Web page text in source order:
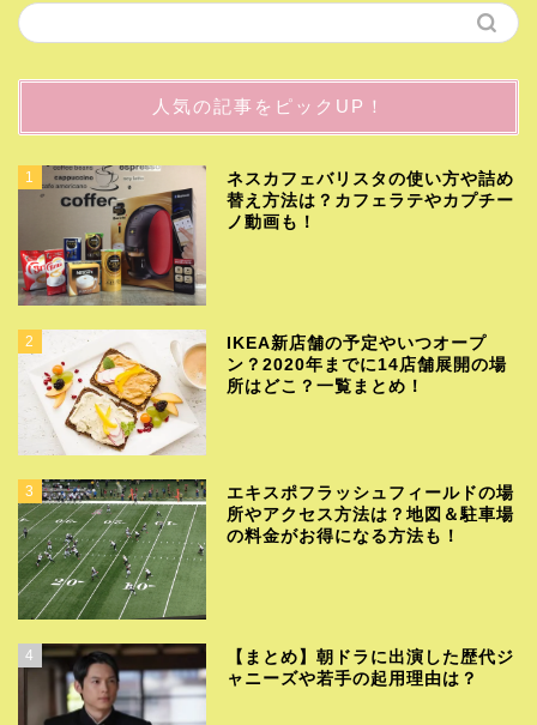
人気の記事をピックUP！
1
ネスカフェバリスタの使い方や詰め
替え方法は？カフェラテやカプチー
ノ動画も！
2
IKEA新店舗の予定やいつオープ
ン？2020年までに14店舗展開の場
所はどこ？一覧まとめ！
3
エキスポフラッシュフィールドの場
所やアクセス方法は？地図＆駐車場
の料金がお得になる方法も！
4
【まとめ】朝ドラに出演した歴代ジ
ャニーズや若手の起用理由は？